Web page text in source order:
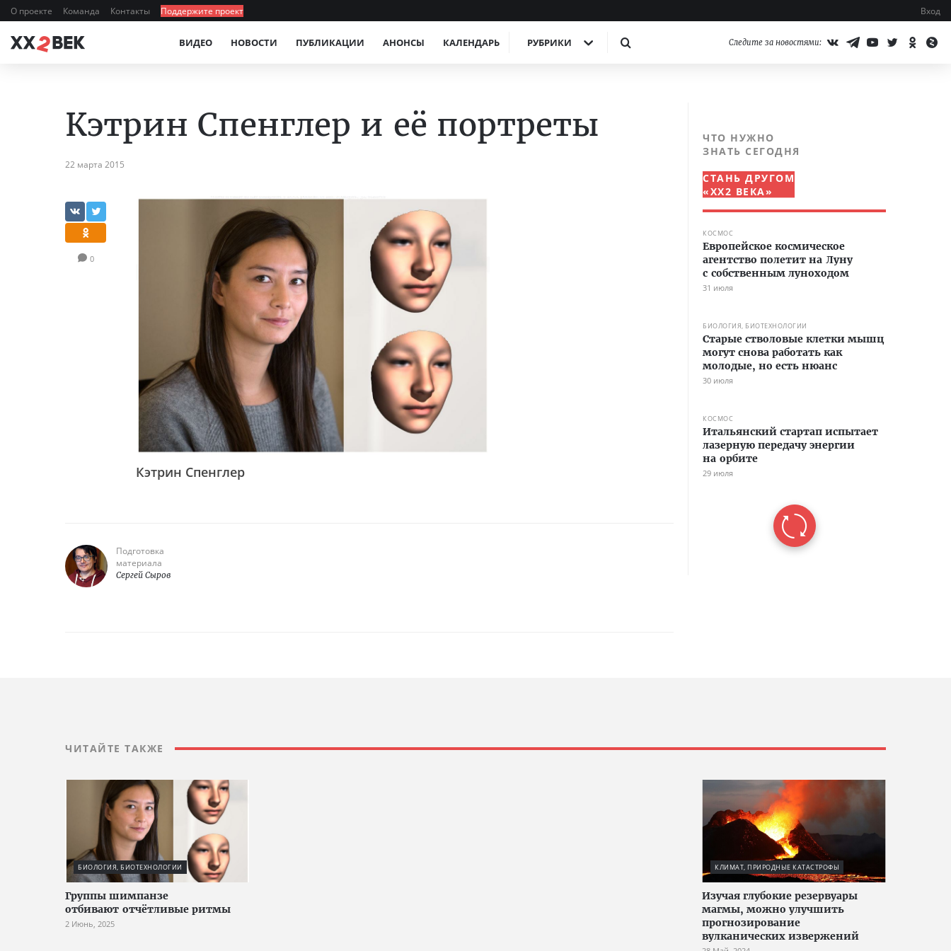
О проекте Команда Контакты Поддержите проект Вход
ВИДЕО НОВОСТИ ПУБЛИКАЦИИ АНОНСЫ КАЛЕНДАРЬ РУБРИКИ Следите за новостями:
Кэтрин Спенглер и её портреты
22 марта 2015
0
Кэтрин Спенглер
Подготовка
материала
Сергей Сыров
ЧТО НУЖНО
ЗНАТЬ СЕГОДНЯ
СТАНЬ ДРУГОМ
«XX2 ВЕКА»
КОСМОС
Европейское космическое
агентство полетит на Луну
с собственным луноходом
31 июля
БИОЛОГИЯ, БИОТЕХНОЛОГИИ
Старые стволовые клетки мышц
могут снова работать как
молодые, но есть нюанс
30 июля
КОСМОС
Итальянский стартап испытает
лазерную передачу энергии
на орбите
29 июля
ЧИТАЙТЕ ТАКЖЕ
БИОЛОГИЯ, БИОТЕХНОЛОГИИ
Группы шимпанзе
отбивают отчётливые ритмы
2 Июнь, 2025
КЛИМАТ, ПРИРОДНЫЕ КАТАСТРОФЫ
Изучая глубокие резервуары
магмы, можно улучшить
прогнозирование
вулканических извержений